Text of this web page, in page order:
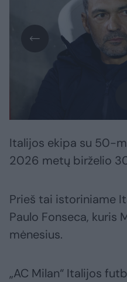
Italijos ekipa su 50-
2026 metų birželio
Prieš tai istoriniame
Paulo Fonseca, kuris
mėnesius.
„AC Milan“ Italijos